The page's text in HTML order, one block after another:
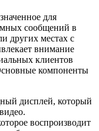
для
сообщений в
других местах с
внимание
клиентов
компоненты
дисплей, который
воспроизводит